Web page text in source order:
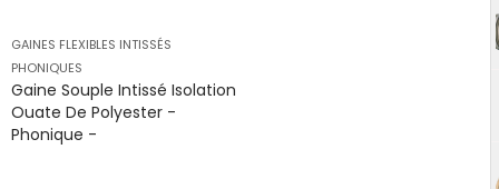
GAINES FLEXIBLES INTISSÉS
PHONIQUES
Gaine Souple Intissé Isolation
Ouate De Polyester -
Phonique -